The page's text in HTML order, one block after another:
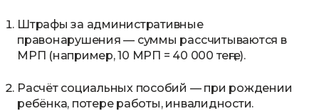
Штрафы за административные
правонарушения — суммы рассчитываются в
МРП (например, 10 МРП = 40 000 теңге).
Расчёт социальных пособий — при рождении
ребёнка, потере работы, инвалидности.